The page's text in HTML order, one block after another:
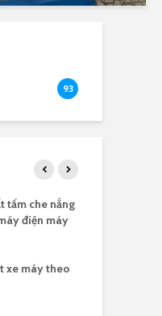
93
tấm che nắng
điện máy
xe máy theo